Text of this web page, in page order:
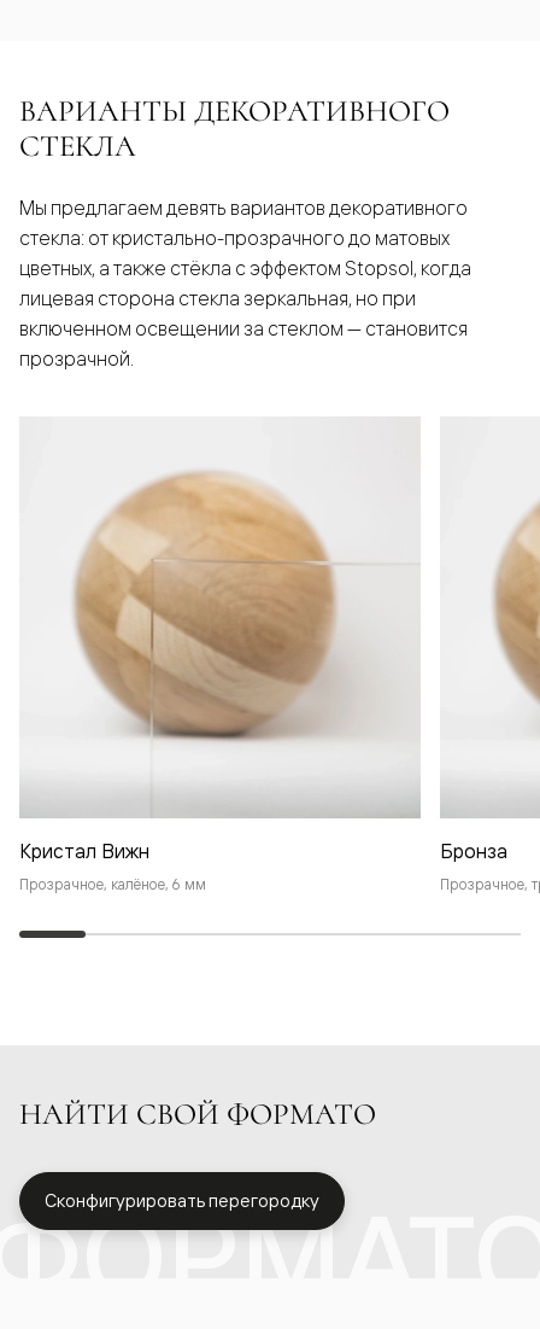
ВАРИАНТЫ ДЕКОРАТИВНОГО
СТЕКЛА
Мы предлагаем девять вариантов декоративного
стекла: от кристально-прозрачного до матовых
цветных, а также стёкла с эффектом Stopsol, когда
лицевая сторона стекла зеркальная, но при
включенном освещении за стеклом — становится
прозрачной.
Кристал Вижн
Прозрачное, калёное, 6 мм
Бронза
Прозрачное,
НАЙТИ СВОЙ ФОРМАТО
Сконфигурировать перегородку